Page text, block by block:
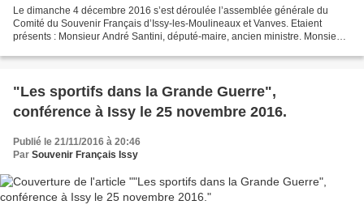
Le dimanche 4 décembre 2016 s’est déroulée l’assemblée générale du
Comité du Souvenir Français d’Issy-les-Moulineaux et Vanves. Etaient
présents : Monsieur André Santini, député-maire, ancien ministre. Monsieur
"Les sportifs dans la Grande Guerre",
conférence à Issy le 25 novembre 2016.
Publié le 21/11/2016 à 20:46
Par Souvenir Français Issy